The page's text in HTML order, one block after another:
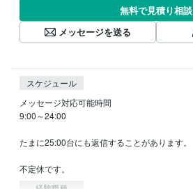
無料で見積り相談
メッセージを送る
スケジュール
メッセージ対応可能時間
9:00～24:00
たまに25:00台にも返信することがあります。